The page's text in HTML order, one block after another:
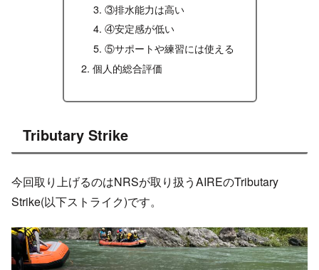
③排水能力は高い
④安定感が低い
⑤サポートや練習には使える
個人的総合評価
Tributary Strike
今回取り上げるのはNRSが取り扱うAIREのTributary
Strike(以下ストライク)です。